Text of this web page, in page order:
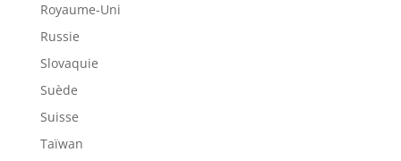
Royaume-Uni
Russie
Slovaquie
Suède
Suisse
Taïwan